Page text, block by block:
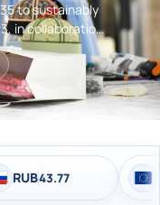
to sustainably
in collaboration
implemented
in
and non-
43.77 EUR